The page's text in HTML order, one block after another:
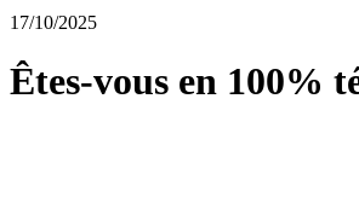
17/10/2025
Êtes-vous en 100%